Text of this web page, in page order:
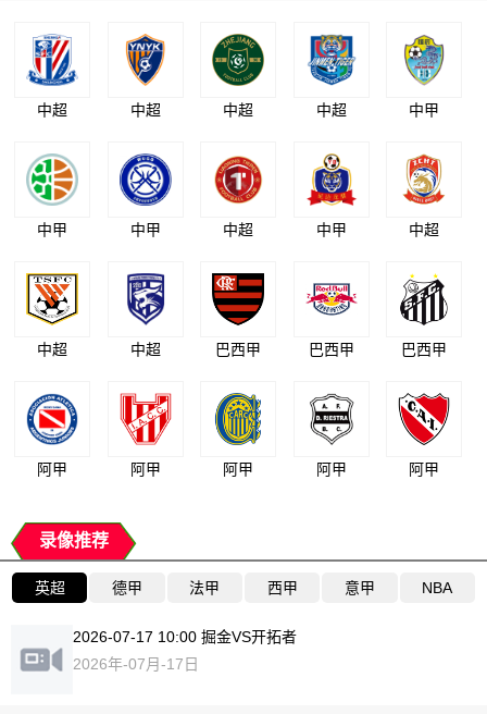
中超 中超 中超 中超 中甲
中甲 中甲 中超 中甲 中超
中超 中超 巴西甲 巴西甲 巴西甲
阿甲 阿甲 阿甲 阿甲 阿甲
录像推荐
英超 德甲 法甲 西甲 意甲 NBA
2026-07-17 10:00 掘金VS开拓者
2026年-07月-17日